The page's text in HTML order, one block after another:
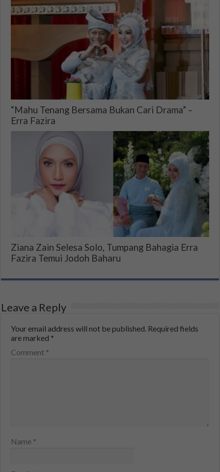
“Mahu Tenang Bersama Bukan Cari Drama” –
Erra Fazira
Ziana Zain Selesa Solo, Tumpang Bahagia Erra
Fazira Temui Jodoh Baharu
Leave a Reply
Your email address will not be published. Required fields
are marked *
Comment *
Name *